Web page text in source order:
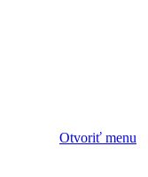
Otvoriť menu